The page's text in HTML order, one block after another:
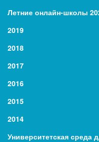
Летние онлайн-школы
2019
2018
2017
2016
2015
2014
Университетская среда